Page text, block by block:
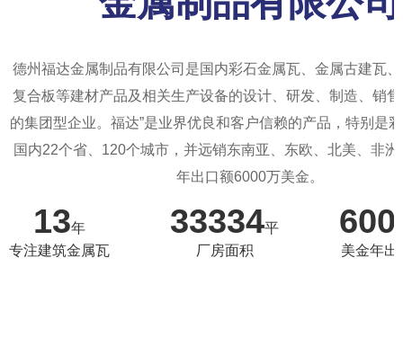
德州福达金属制品有限公司是国内彩石金属瓦、金属古建瓦
复合板等建材产品及相关生产设备的设计、研发、制造、销
的集团型企业。福达”是业界优良和客户信赖的产品，特别是
国内22个省、120个城市，并远销东南亚、东欧、北美、非
年出口额6000万美金。
13年
专注建筑金属瓦
33334平
厂房面积
美金年出